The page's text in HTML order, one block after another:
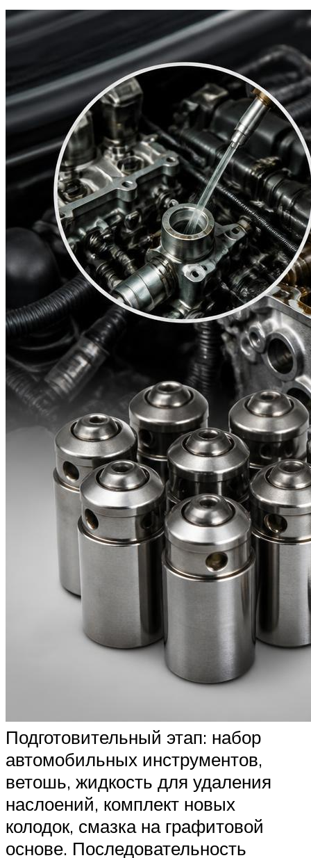
Подготовительный этап: набор
автомобильных инструментов,
ветошь, жидкость для удаления
наслоений, комплект новых
колодок, смазка на графитовой
основе. Последовательность